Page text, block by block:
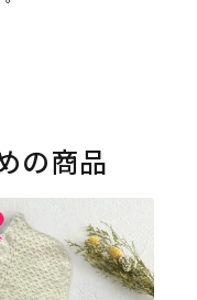
の商品